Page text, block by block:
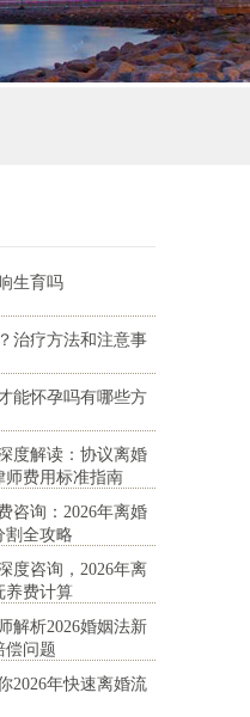
生育吗
治疗方法和注意事
能怀孕吗有哪些方
度解读：协议离婚
师费用标准指南
咨询：2026年离婚
割全攻略
度咨询，2026年离
养费计算
解析2026婚姻法新
偿问题
2026年快速离婚流